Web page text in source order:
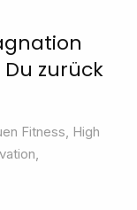
zurück
Fitness, High
,